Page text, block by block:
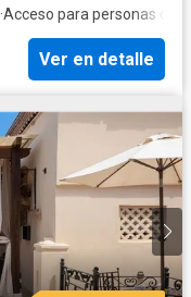
·Acceso para personas con
Ver en detalle